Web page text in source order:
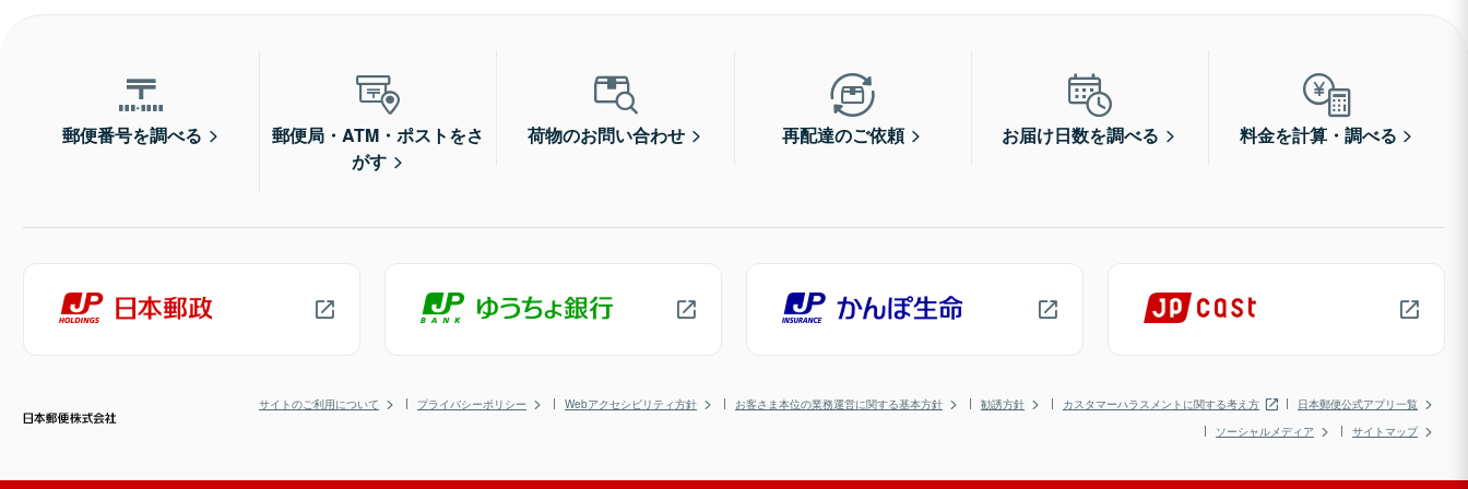
郵便番号を調べる
郵便局・ATM・ポストをさ
がす
荷物のお問い合わせ 再配達のご依頼 お届け日数を調べる 料金を計算・調べる
サイトのご利用について プライバシーポリシー Webアクセシビリティ方針 お客さま本位の業務運営に関する基本方針 勧誘方針 カスタマーハラスメントに関する考え方
日本郵便公式アプリ一覧
ソーシャルメディア
サイトマップ